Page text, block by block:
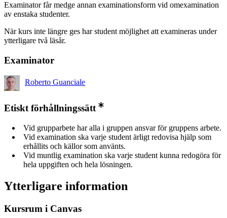
Examinator får medge annan examinationsform vid omexamination
av enstaka studenter.
När kurs inte längre ges har student möjlighet att examineras under
ytterligare två läsår.
Examinator
Roberto Guanciale
Etiskt förhållningssätt
Vid grupparbete har alla i gruppen ansvar för gruppens arbete.
Vid examination ska varje student ärligt redovisa hjälp som
erhållits och källor som använts.
Vid muntlig examination ska varje student kunna redogöra för
hela uppgiften och hela lösningen.
Ytterligare information
Kursrum i Canvas